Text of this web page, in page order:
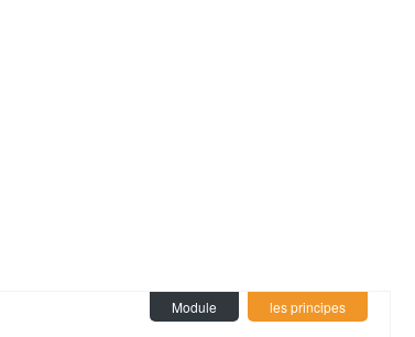
Module les principes